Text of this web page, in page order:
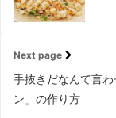
Next page
手抜きだなんて言
ン」の作り方